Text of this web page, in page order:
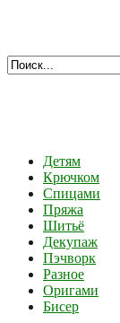
Детям
Крючком
Спицами
Пряжа
Шитьё
Декупаж
Пэчворк
Разное
Оригами
Бисер